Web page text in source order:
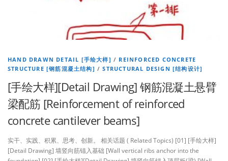
HAND DRAWN DETAIL [手绘大样] / REINFORCED CONCRETE
STRUCTURE [钢筋混凝土结构] /STRUCTURAL DESIGN [结构设计]
[手绘大样][Detail Drawing] 钢筋混凝土悬臂
梁配筋 [Reinforcement of reinforced
concrete cantilever beams]
实干、实践、积累、思考、创新。 相关话题 ( Related Topics) [01] [手绘大样]
[Detail Drawing] 墙竖向筋锚入基础 [Wall vertical ribs anchor into the